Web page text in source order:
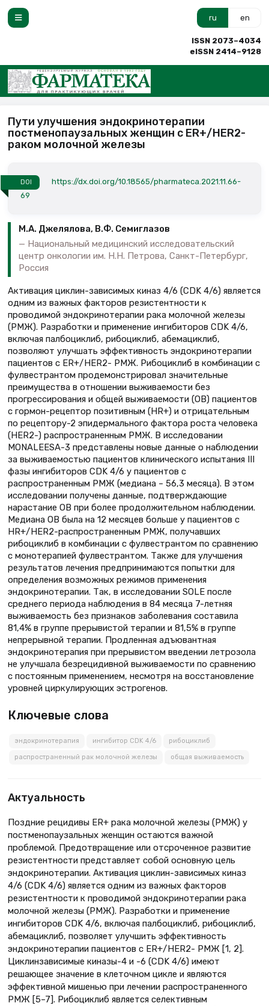
ru en
ISSN 2073–4034
eISSN 2414–9128
Пути улучшения эндокринотерапии
постменопаузальных женщин с ER+/HER2-
раком молочной железы
DOI
https://dx.doi.org/10.18565/pharmateca.2021.11.66-
69
М.А. Джелялова, В.Ф. Семиглазов
Национальный медицинский исследовательский
центр онкологии им. Н.Н. Петрова, Санкт-Петербург,
Россия
Активация циклин-зависимых киназ 4/6 (CDK 4/6) является
одним из важных факторов резистентности к
проводимой эндокринотерапии рака молочной железы
(РМЖ). Разработки и применение ингибиторов CDK 4/6,
включая палбоциклиб, рибоциклиб, абемациклиб,
позволяют улучшать эффективность эндокринотерапии
пациентов с ER+/HER2- РМЖ. Рибоциклиб в комбинации с
фулвестрантом продемонстрировал значительные
преимущества в отношении выживаемости без
прогрессирования и общей выживаемости (ОВ) пациентов
с гормон-рецептор позитивным (HR+) и отрицательным
по рецептору-2 эпидермального фактора роста человека
(HER2-) распространенным РМЖ. В исследовании
MONALEESA-3 представлены новые данные о наблюдении
за выживаемостью пациентов клинического испытания III
фазы ингибиторов CDK 4/6 у пациентов с
распространенным РМЖ (медиана – 56,3 месяца). В этом
исследовании получены данные, подтверждающие
нарастание ОВ при более продолжительном наблюдении.
Медиана ОВ была на 12 месяцев больше у пациентов с
HR+/HER2-распространенным РМЖ, получавших
рибоциклиб в комбинации с фулвестрантом по сравнению
с монотерапией фулвестрантом. Также для улучшения
результатов лечения предпринимаются попытки для
определения возможных режимов применения
эндокринотерапии. Так, в исследовании SOLE после
среднего периода наблюдения в 84 месяца 7-летняя
выживаемость без признаков заболевания составила
81,4% в группе прерывистой терапии и 81,5% в группе
непрерывной терапии. Продленная адъювантная
эндокринотерапия при прерывистом введении летрозола
не улучшала безрецидивной выживаемости по сравнению
с постоянным применением, несмотря на восстановление
уровней циркулирующих эстрогенов.
Ключевые слова
эндокринотерапия ингибитор CDK 4/6 рибоциклиб
распространенный рак молочной железы общая выживаемость
Актуальность
Поздние рецидивы ER+ рака молочной железы (РМЖ) у
постменопаузальных женщин остаются важной
проблемой. Предотвращение или отсроченное развитие
резистентности представляет собой основную цель
эндокринотерапии. Активация циклин-зависимых киназ
4/6 (CDK 4/6) является одним из важных факторов
резистентности к проводимой эндокринотерапии рака
молочной железы (РМЖ). Разработки и применение
ингибиторов CDK 4/6, включая палбоциклиб, рибоциклиб,
абемациклиб, позволяет улучшить эффективность
эндокринотерапии пациентов с ER+/HER2- РМЖ [1, 2].
Циклинзависимые киназы-4 и -6 (CDK 4/6) имеют
решающее значение в клеточном цикле и являются
эффективной мишенью при лечении распространенного
РМЖ [5–7]. Рибоциклиб является селективным